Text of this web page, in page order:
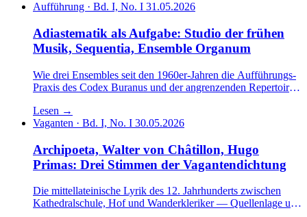
Aufführung · Bd. I, No. I 31.05.2026
Adiastematik als Aufgabe: Studio der frühen
Musik, Sequentia, Ensemble Organum
Wie drei Ensembles seit den 1960er-Jahren die Aufführungs-
Praxis des Codex Buranus und der angrenzenden Repertoires
Lesen →
Vaganten · Bd. I, No. I 30.05.2026
Archipoeta, Walter von Châtillon, Hugo
Primas: Drei Stimmen der Vagantendichtung
Die mittellateinische Lyrik des 12. Jahrhunderts zwischen
Kathedralschule, Hof und Wanderkleriker — Quellenlage und